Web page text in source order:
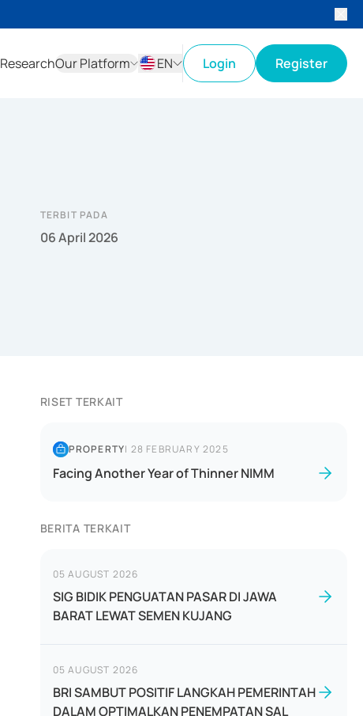
ResearchOur Platform
EN
Login Register
TERBIT PADA
06 April 2026
RISET TERKAIT
PROPERTY| 28 FEBRUARY 2025
Facing Another Year of Thinner NIMM
BERITA TERKAIT
05 AUGUST 2026
SIG BIDIK PENGUATAN PASAR DI JAWA
BARAT LEWAT SEMEN KUJANG
05 AUGUST 2026
BRI SAMBUT POSITIF LANGKAH PEMERINTAH
DALAM OPTIMALKAN PENEMPATAN SAL